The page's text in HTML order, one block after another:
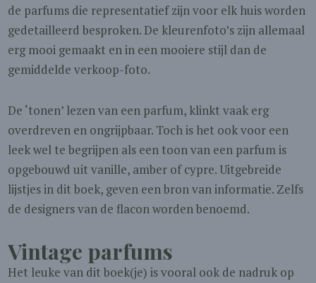
de parfums die representatief zijn voor elk huis worden
gedetailleerd besproken. De kleurenfoto’s zijn allemaal
erg mooi gemaakt en in een mooiere stijl dan de
gemiddelde verkoop-foto.
De ‘tonen’ lezen van een parfum, klinkt vaak erg
overdreven en ongrijpbaar. Toch is het ook voor een
leek wel te begrijpen als een toon van een parfum is
opgebouwd uit vanille, amber of cypre. Uitgebreide
lijstjes in dit boek, geven een bron van informatie. Zelfs
de designers van de flacon worden benoemd.
Vintage parfums
Het leuke van dit boek(je) is vooral ook de nadruk op